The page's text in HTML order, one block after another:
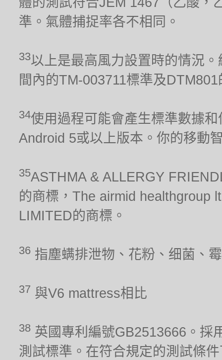
準。氣體捕捉率各不相同。
33以上是最高風力設置時的情況
間內的TM-003711標準及
34使用過程可能會產生標準數據
Android 5或以上版本。你的移動
35ASTHMA & ALLERGY
的商標，The airmid healthgroup
LIMITED的商標。
36 指塵螨排泄物、花粉、细菌、
37 與V6 mattress相比
38 英國專利編號GB2513666。採
測試標準。在符合規定的測試條